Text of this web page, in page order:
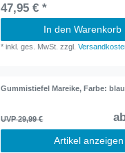
47,95 € *
In den Warenkorb
*inkl. ges. MwSt. zzgl.
Gummistiefel Mareike, Farbe: blau
UVP 29,99 €
Artikel anzeigen